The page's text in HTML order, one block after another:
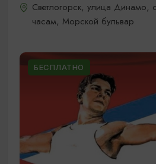
Светлогорск, улица Динамо,
часам, Морской бульвар
БЕСПЛАТНО